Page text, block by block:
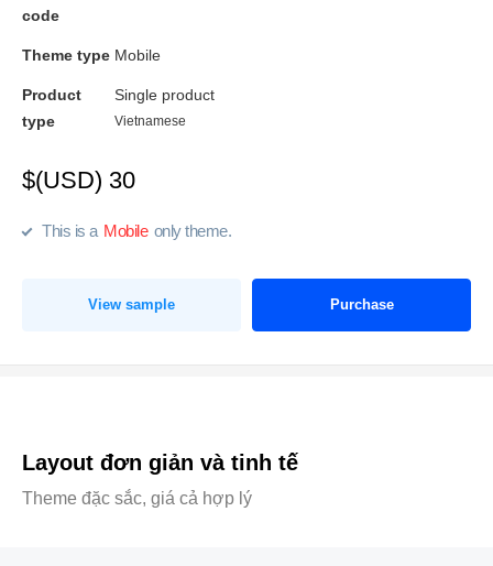
code
Theme type Mobile
Product
type
Single product
Vietnamese
$(USD) 30
This is a Mobile only theme.
View sample Purchase
Layout đơn giản và tinh tế
Theme đặc sắc, giá cả hợp lý